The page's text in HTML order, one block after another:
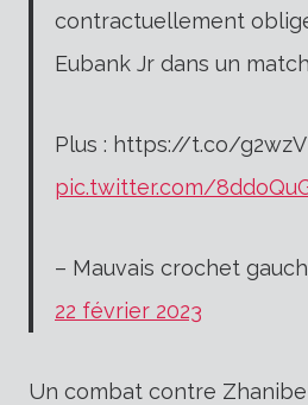
contractuellement
Eubank Jr dans un
Plus : https://t.co/
pic.twitter.com/
– Mauvais crochet
22 février 2023
Un combat contre